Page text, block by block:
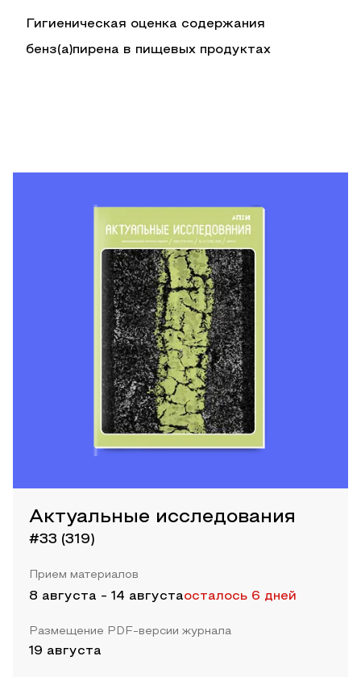
Гигиеническая оценка содержания
бенз(а)пирена в пищевых продуктах
Актуальные исследования
#33 (319)
Прием материалов
8 августа - 14 августаосталось 6 дней
Размещение PDF-версии журнала
19 августа